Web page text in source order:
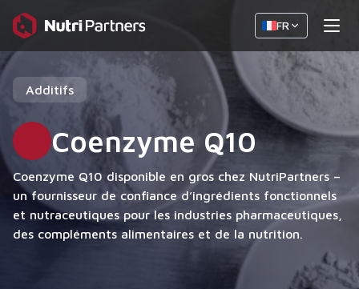
FR
Additifs
Coenzyme Q10
Coenzyme Q10 disponible en gros chez NutriPartners –
un fournisseur de confiance d’ingrédients fonctionnels
et nutraceutiques pour les industries pharmaceutiques,
des compléments alimentaires et de la nutrition.